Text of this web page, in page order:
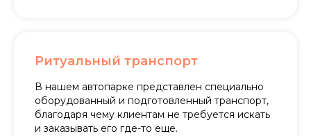
Ритуальный транспорт
В нашем автопарке представлен специально
оборудованный и подготовленный транспорт,
благодаря чему клиентам не требуется искать
и заказывать его где-то еще.